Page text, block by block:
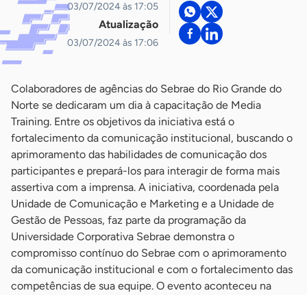
03/07/2024 às 17:05
Atualização
03/07/2024 às 17:06
Colaboradores de agências do Sebrae do Rio Grande do
Norte se dedicaram um dia à capacitação de Media
Training. Entre os objetivos da iniciativa está o
fortalecimento da comunicação institucional, buscando o
aprimoramento das habilidades de comunicação dos
participantes e prepará-los para interagir de forma mais
assertiva com a imprensa. A iniciativa, coordenada pela
Unidade de Comunicação e Marketing e a Unidade de
Gestão de Pessoas, faz parte da programação da
Universidade Corporativa Sebrae demonstra o
compromisso contínuo do Sebrae com o aprimoramento
da comunicação institucional e com o fortalecimento das
competências de sua equipe. O evento aconteceu na